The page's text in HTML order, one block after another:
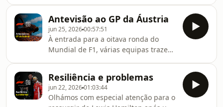
Carlos Costa, Lourenço Beirão da
Veiga, Miguel Roriz e moderação de
Rúben Valente.
da astúcia na qualificação e da boa
gestão durante a corrida. Mas, terá a
Red Bull não querido ganhar o
Grande Prémio? Terá sido Antonelli o
mais rápido num fim de semana em
que Leclerc e Lando foram desilusão?
Sem esquecer, claro, a batalha em
pista de Verstappen e Hamilton.
Antevisão ao GP da Áustria
jun 25, 202600:57:51
À entrada para a oitava ronda do
Mundial de F1, várias equipas trazem
a corrida de casa da Red Bull? Fica
com a antevisão ao Grande Prémio da
Áustria com João Carlos Costa,
Resiliência e problemas
jun 22, 202601:03:44
Olhámos com especial atenção para o